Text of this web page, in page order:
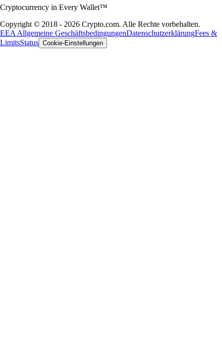
Cryptocurrency in Every Wallet™
Copyright © 2018 - 2026 Crypto.com. Alle Rechte vorbehalten.
EEA Allgemeine GeschäftsbedingungenDatenschutzerklärungFees &
LimitsStatus Cookie-Einstellungen